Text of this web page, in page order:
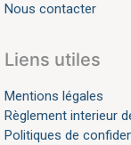
Nous contacter
Liens utiles
Mentions légales
Règlement interieur
Politiques de